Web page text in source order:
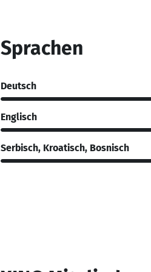
Sprachen
Deutsch
Englisch
Serbisch, Kroatisch, Bosnisch